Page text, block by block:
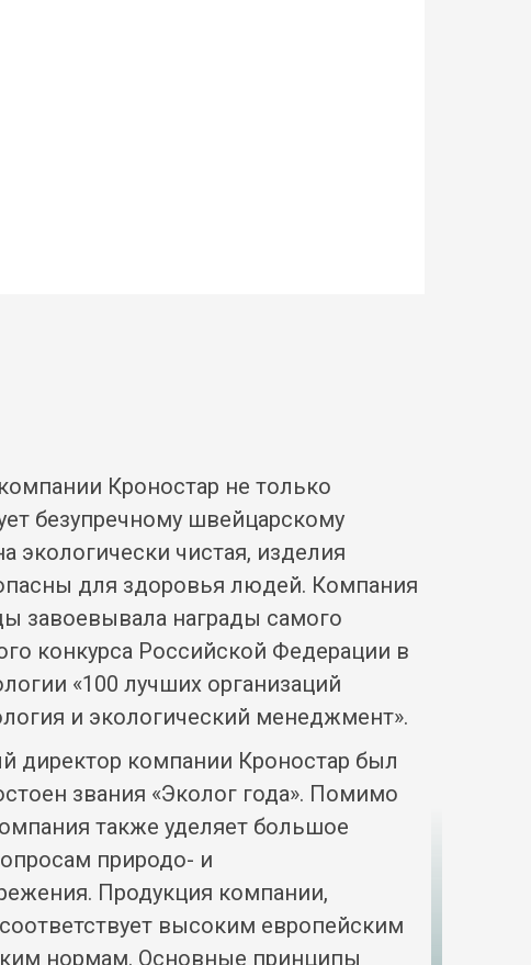
Кроностар не только
безупречному швейцарскому
экологически чистая, изделия
для здоровья людей. Компания
завоевывала награды самого
конкурса Российской Федерации в
«100 лучших организаций
и экологический менеджмент».
директор компании Кроностар был
звания «Эколог года». Помимо
также уделяет большое
природо- и
Продукция компании,
высоким европейским
нормам. Основные принципы